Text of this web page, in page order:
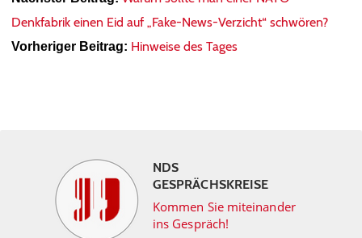
Denkfabrik einen Eid auf „Fake-News-Verzicht“ schwören?
Vorheriger Beitrag: Hinweise des Tages
NDS
GESPRÄCHSKREISE
Kommen Sie miteinander
ins Gespräch!